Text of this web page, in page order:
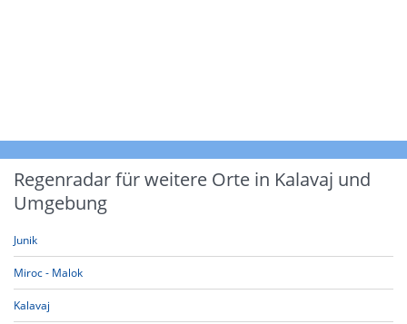
Regenradar für weitere Orte in Kalavaj und
Umgebung
Junik
Miroc - Malok
Kalavaj